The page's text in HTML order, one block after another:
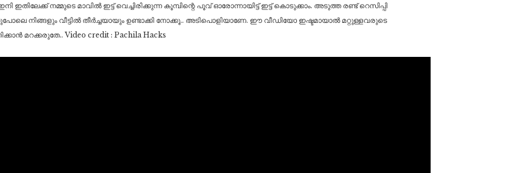
ഇതിലേക്ക് നമ്മുടെ മാവിൽ ഇട്ട് വെച്ചിരിക്കുന്ന കൂമ്പിന്റെ പൂവ് ഓരോന്നായിട്ട് ഇട്ട് കൊടുക്കാം. അടുത്ത രണ്ട് റെസിപ്പി
നിങ്ങളും വീട്ടിൽ തീർച്ചയായും ഉണ്ടാക്കി നോക്കൂ.. അടിപൊളിയാണേ. ഈ വീഡിയോ ഇഷ്ടമായാൽ മറ്റുള്ളവരുടെ
മറക്കരുതേ.. Video credit : Pachila Hacks